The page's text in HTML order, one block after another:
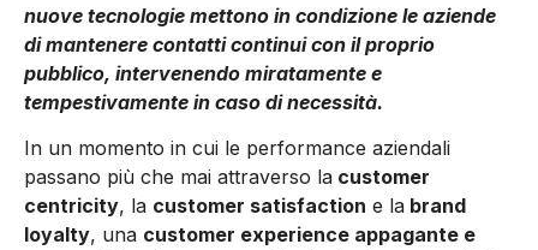
nuove tecnologie mettono in condizione le aziende
di mantenere contatti continui con il proprio
pubblico, intervenendo miratamente e
tempestivamente in caso di necessità.
In un momento in cui le performance aziendali
passano più che mai attraverso la customer
centricity, la customer satisfaction e la brand
loyalty, una customer experience appagante e